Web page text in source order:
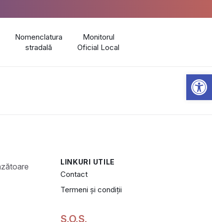
Nomenclatura
stradală
Monitorul
Oficial Local
LINKURI UTILE
Contact
Termeni și condiții
S.O.S.